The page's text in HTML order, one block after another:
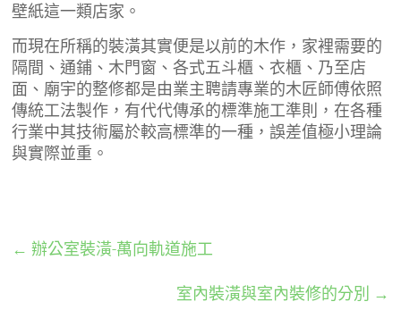
壁紙這一類店家。
而現在所稱的裝潢其實便是以前的木作，家裡需要的
隔間、通鋪、木門窗、各式五斗櫃、衣櫃、乃至店
面、廟宇的整修都是由業主聘請專業的木匠師傅依照
傳統工法製作，有代代傳承的標準施工準則，在各種
行業中其技術屬於較高標準的一種，誤差值極小理論
與實際並重。
← 辦公室裝潢-萬向軌道施工
室內裝潢與室內裝修的分別 →